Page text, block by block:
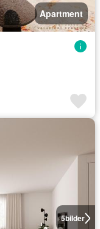
Apartment
5bilder